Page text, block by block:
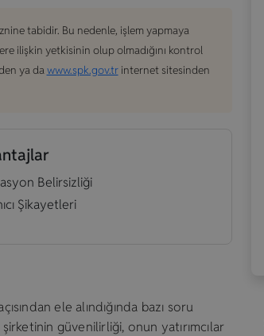
tabidir. Bu nedenle, işlem yapmaya
ilişkin yetkisinin olup olmadığını kontrol
ya da www.spk.gov.trinternet sitesinden
Belirsizliği
Şikayetleri
ele alındığında bazı soru
güvenilirliği, onun yatırımcılar